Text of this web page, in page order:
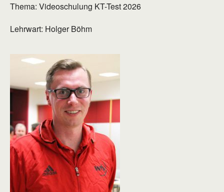
Thema: Videoschulung KT-Test 2026
Lehrwart: Holger Böhm